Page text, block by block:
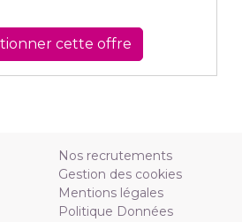
cette offre
Nos recrutements
Gestion des cookies
Mentions légales
Politique Données